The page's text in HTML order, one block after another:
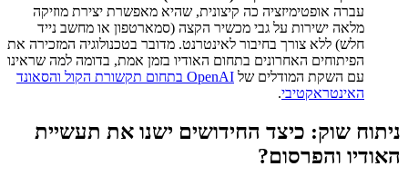
עברה אופטימיזציה כה קיצונית, שהיא מאפשרת יצירת מוזיקה
מלאה ישירות על גבי מכשיר הקצה (סמארטפון או מחשב נייד
חלש) ללא צורך בחיבור לאינטרנט. מדובר בטכנולוגיה המזכירה את
הפיתוחים האחרונים בתחום האודיו בזמן אמת, בדומה למה שראינו
עם השקת המודלים של
OpenAI בתחום תקשורת הקול והסאונד
האינטראקטיבי.
ניתוח שוק: כיצד החידושים ישנו את תעשיית
האודיו והפרסום?